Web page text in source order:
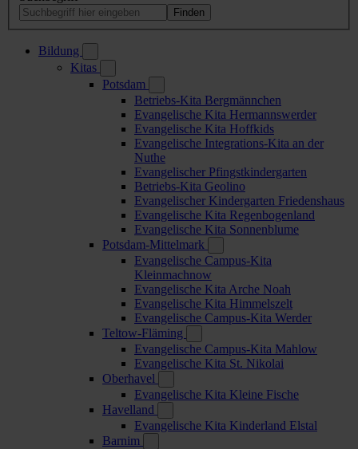
Bildung
Kitas
Potsdam
Betriebs-Kita Bergmännchen
Evangelische Kita Hermannswerder
Evangelische Kita Hoffkids
Evangelische Integrations-Kita an der
Nuthe
Evangelischer Pfingstkindergarten
Betriebs-Kita Geolino
Evangelischer Kindergarten Friedenshaus
Evangelische Kita Regenbogenland
Evangelische Kita Sonnenblume
Potsdam-Mittelmark
Evangelische Campus-Kita
Kleinmachnow
Evangelische Kita Arche Noah
Evangelische Kita Himmelszelt
Evangelische Campus-Kita Werder
Teltow-Fläming
Evangelische Campus-Kita Mahlow
Evangelische Kita St. Nikolai
Oberhavel
Evangelische Kita Kleine Fische
Havelland
Evangelische Kita Kinderland Elstal
Barnim